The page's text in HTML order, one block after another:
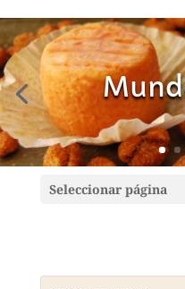
Seleccionar página